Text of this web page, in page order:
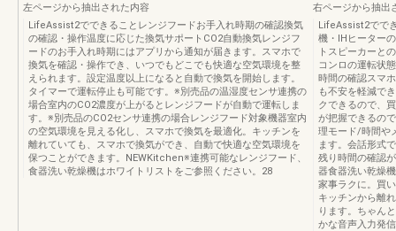
左ページから抽出された内容
LifeAssist2でできることレンジフードお手入れ時期の確認換気
の確認・操作温度に応じた換気サポートCO2自動換気レンジフ
ードのお手入れ時期にはアプリから通知が届きます。スマホで
換気を確認・操作でき、いつでもどこでも快適な空気環境を整
えられます。設定温度以上になると自動で換気を開始します。
タイマーで運転停止も可能です。※別売品の温湿度センサ連携の
場合室内のCO2濃度が上がるとレンジフードが自動で運転しま
す。※別売品のCO2センサ連携の場合レンジフード対象機器室内
の空気環境を見える化し、スマホで換気を最適化。キッチンを
離れていても、スマホで換気ができ、自動で快適な空気環境を
保つことができます。NEWKitchen※連携可能なレンジフード、
食器洗い乾燥機はホワイトリストをご参照ください。28
右ページから抽出
LifeAssist2でで
機・IHヒーター
トスピーカーと
コンロの運転状
時間の確認スマ
も不安を軽減で
クできるので、
が把握できるの
理モード/時間や
ます。会話形式
残り時間の確認
器食器洗い乾燥
家事ラクに。買
キッチンから離
ります。ちゃん
かな音声入力発